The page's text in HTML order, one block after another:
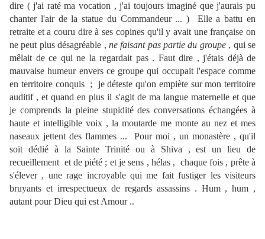
dire ( j'ai raté ma vocation , j'ai toujours imaginé que j'aurais pu
chanter l'air de la statue du Commandeur ... ) Elle a battu en
retraite et a couru dire à ses copines qu'il y avait une française on
ne peut plus désagréable , ne faisant pas partie du groupe, qui se
mêlait de ce qui ne la regardait pas . Faut dire , j'étais déjà de
mauvaise humeur envers ce groupe qui occupait l'espace comme
en territoire conquis ; je déteste qu'on empiète sur mon territoire
auditif , et quand en plus il s'agit de ma langue maternelle et que
je comprends la pleine stupidité des conversations échangées à
haute et intelligible voix , la moutarde me monte au nez et mes
naseaux jettent des flammes ... Pour moi , un monastère , qu'il
soit dédié à la Sainte Trinité ou à Shiva , est un lieu de
recueillement et de piété ; et je sens , hélas , chaque fois , prête à
s'élever , une rage incroyable qui me fait fustiger les visiteurs
bruyants et irrespectueux de regards assassins . Hum , hum ,
autant pour Dieu qui est Amour ..